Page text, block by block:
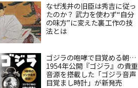
なぜ浅井の旧臣は秀吉に従っ
たのか？ 武力を使わず“自分
の味方”に変えた裏工作の技
法とは
ゴジラの咆哮で目覚める朝…
1954年公開『ゴジラ』の貴重
音源を搭載した「ゴジラ音声
目覚まし時計」が新発売